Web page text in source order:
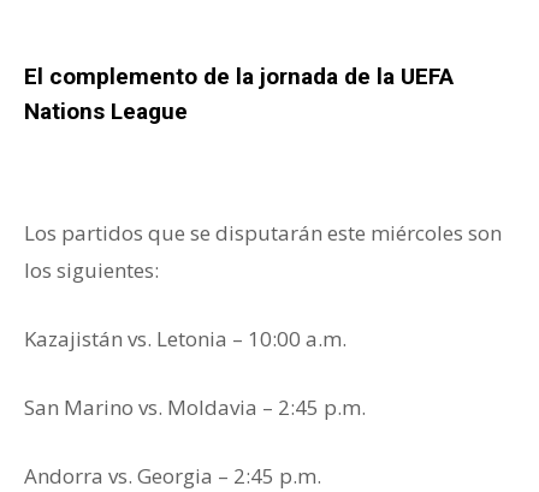
El complemento de la jornada de la UEFA
Nations League
Los partidos que se disputarán este miércoles son
los siguientes:
Kazajistán vs. Letonia – 10:00 a.m.
San Marino vs. Moldavia – 2:45 p.m.
Andorra vs. Georgia – 2:45 p.m.